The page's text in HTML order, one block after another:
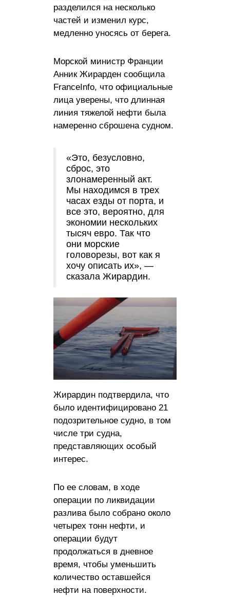
разделился на несколько
частей и изменил курс,
медленно уносясь от берега.
Морской министр Франции
Анник Жирарден сообщила
FranceInfo, что официальные
лица уверены, что длинная
линия тяжелой нефти была
намеренно сброшена судном.
«Это, безусловно,
сброс, это
злонамеренный акт.
Мы находимся в трех
часах езды от порта, и
все это, вероятно, для
экономии нескольких
тысяч евро. Так что
они морские
головорезы, вот как я
хочу описать их», —
сказала Жирардин.
Жирардин подтвердила, что
было идентифицировано 21
подозрительное судно, в том
числе три судна,
представляющих особый
интерес.
По ее словам, в ходе
операции по ликвидации
разлива было собрано около
четырех тонн нефти, и
операции будут
продолжаться в дневное
время, чтобы уменьшить
количество оставшейся
нефти на поверхности.